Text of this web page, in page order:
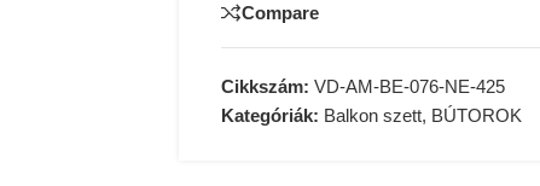
Compare
Cikkszám: VD-AM-BE-076-NE-425
Kategóriák: Balkon szett, BÚTOROK